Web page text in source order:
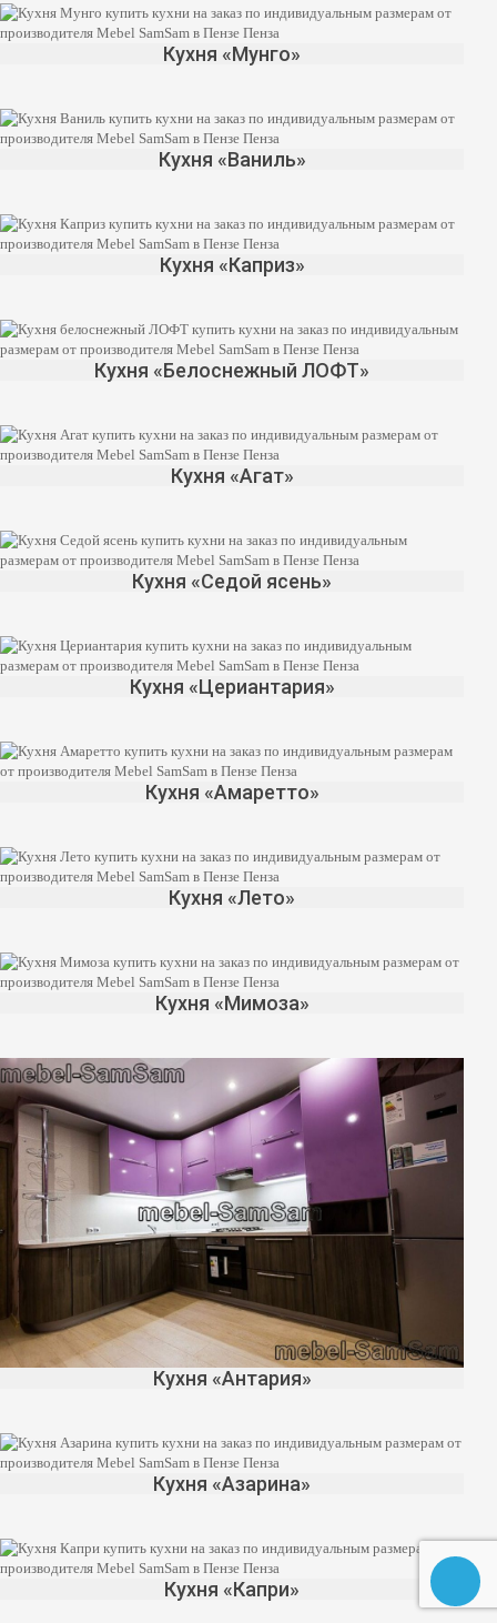
Кухня «Мунго»
Кухня «Ваниль»
Кухня «Каприз»
Кухня «Белоснежный ЛОФТ»
Кухня «Агат»
Кухня «Седой ясень»
Кухня «Цериантария»
Кухня «Амаретто»
Кухня «Лето»
Кухня «Мимоза»
Кухня «Антария»
Кухня «Азарина»
Кухня «Капри»